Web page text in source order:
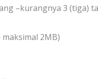
–kurangnya 3 (tiga)
2MB)